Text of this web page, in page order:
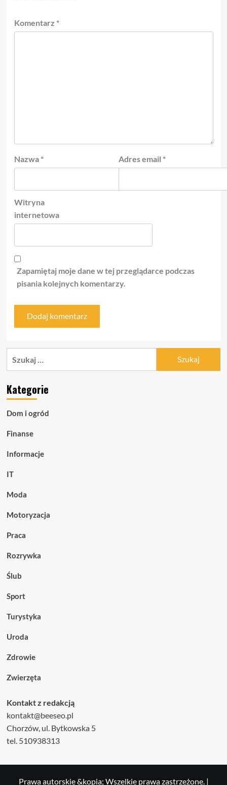
Komentarz *
Nazwa * Adres email *
Witryna
internetowa
Zapamiętaj moje dane w tej przeglądarce podczas
pisania kolejnych komentarzy.
Kategorie
Dom i ogród
Finanse
Informacje
IT
Moda
Motoryzacja
Praca
Rozrywka
Ślub
Sport
Turystyka
Uroda
Zdrowie
Zwierzęta
Kontakt z redakcją
kontakt@beeseo.pl
Chorzów, ul. Bytkowska 5
tel. 510938313
Prawa autorskie &kopia; Wszelkie prawa zastrzeżone. |